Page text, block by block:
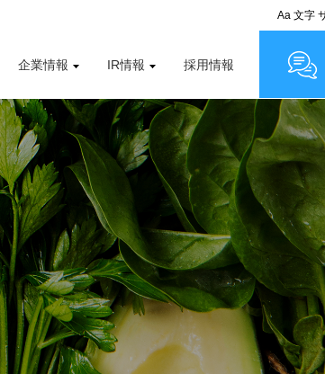
企業情報 IR情報 採用情報
Aa文字